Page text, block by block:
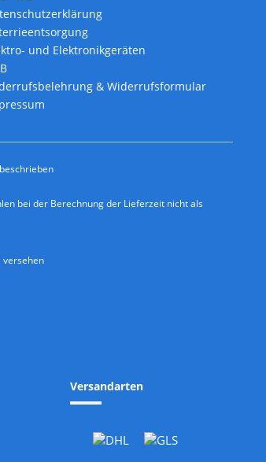
und Elektronikgeräten
& Widerrufsformular
bei der Berechnung der Lieferzeit nicht als
versehen
Versandarten